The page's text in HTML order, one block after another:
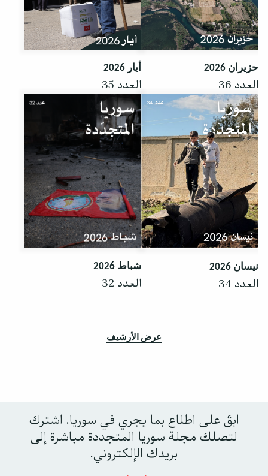
حزيران 2026
العدد 36
أيار 2026
العدد 35
نيسان 2026
العدد 34
شباط 2026
العدد 32
عرض الأرشيف
ابقَ على اطلاع بما يجري في سوريا. اشترك
لتصلك مجلة سوريا المتجددة مباشرة إلى
بريدك الإلكتروني.